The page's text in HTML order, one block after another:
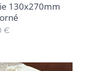
130x270mm
€